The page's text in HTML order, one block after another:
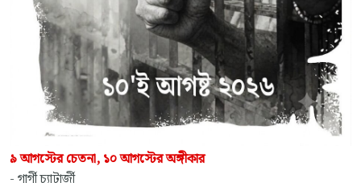
৯ আগস্টের চেতনা, ১০ আগস্টের অঙ্গীকার
- গার্গী চ্যাটার্জী